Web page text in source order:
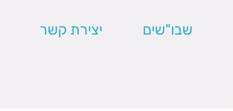
שבו"שים יצירת קשר